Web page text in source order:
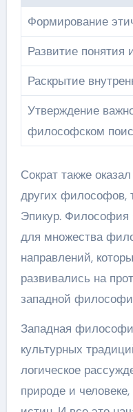
Формирование
Развитие понятия
Раскрытие
Утверждение
философском
Сократ также
других философов,
Эпикур. Философия
для множества
направлений,
развивались на
западной
Западная
культурных
логическое
природе и